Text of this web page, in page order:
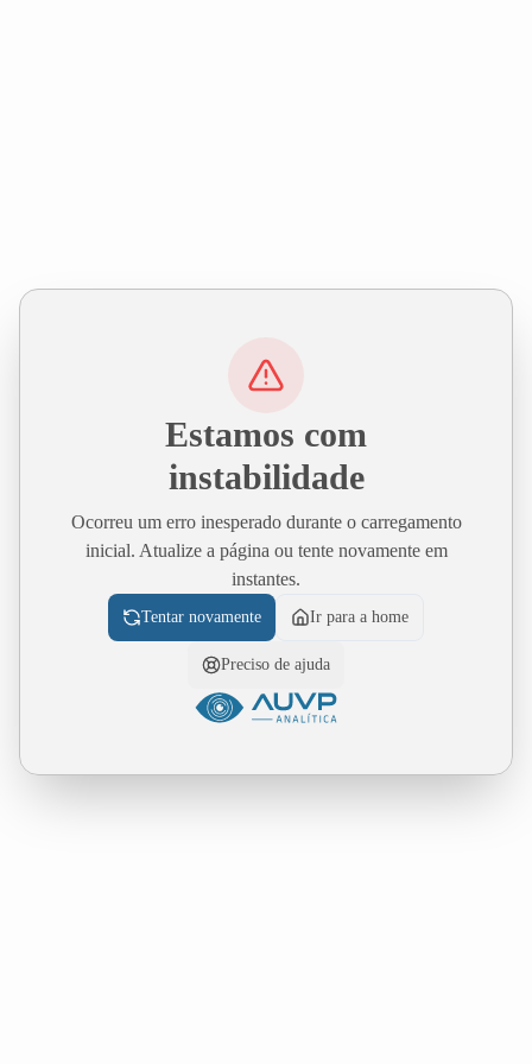
Estamos com
instabilidade
Ocorreu um erro inesperado durante o carregamento
inicial. Atualize a página ou tente novamente em
instantes.
Tentar novamente Ir para a home
Preciso de ajuda